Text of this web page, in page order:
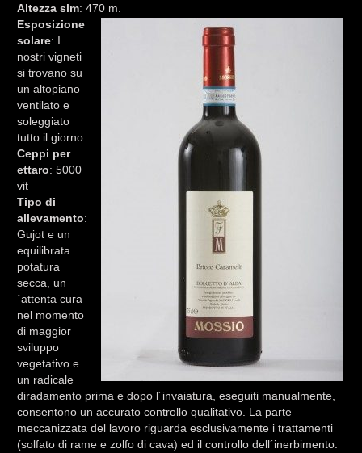
Altezza slm: 470 m.
Esposizione
solare: I
nostri vigneti
si trovano su
un altopiano
ventilato e
soleggiato
tutto il giorno
Ceppi per
ettaro: 5000
vit
Tipo di
allevamento:
Gujot e un
equilibrata
potatura
secca, un
´attenta cura
nel momento
di maggior
sviluppo
vegetativo e
un radicale
diradamento prima e dopo l´invaiatura, eseguiti manualmente,
consentono un accurato controllo qualitativo. La parte
meccanizzata del lavoro riguarda esclusivamente i trattamenti
(solfato di rame e zolfo di cava) ed il controllo dell´inerbimento.